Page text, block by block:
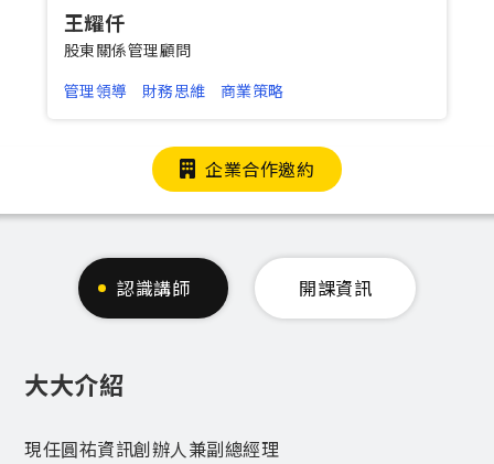
王耀仟
股東關係管理顧問
管理領導
財務思維 商業策略
認識講師 開課資訊
企業合作邀約
大大介紹
現任圓祐資訊創辦人兼副總經理